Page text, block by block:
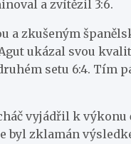
a zvítězil 3:6.
zkušeným
ukázal svou
setu 6:4. Tím
vyjádřil k
byl zklamán